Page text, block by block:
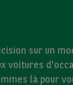
sur un
voitures
là pour